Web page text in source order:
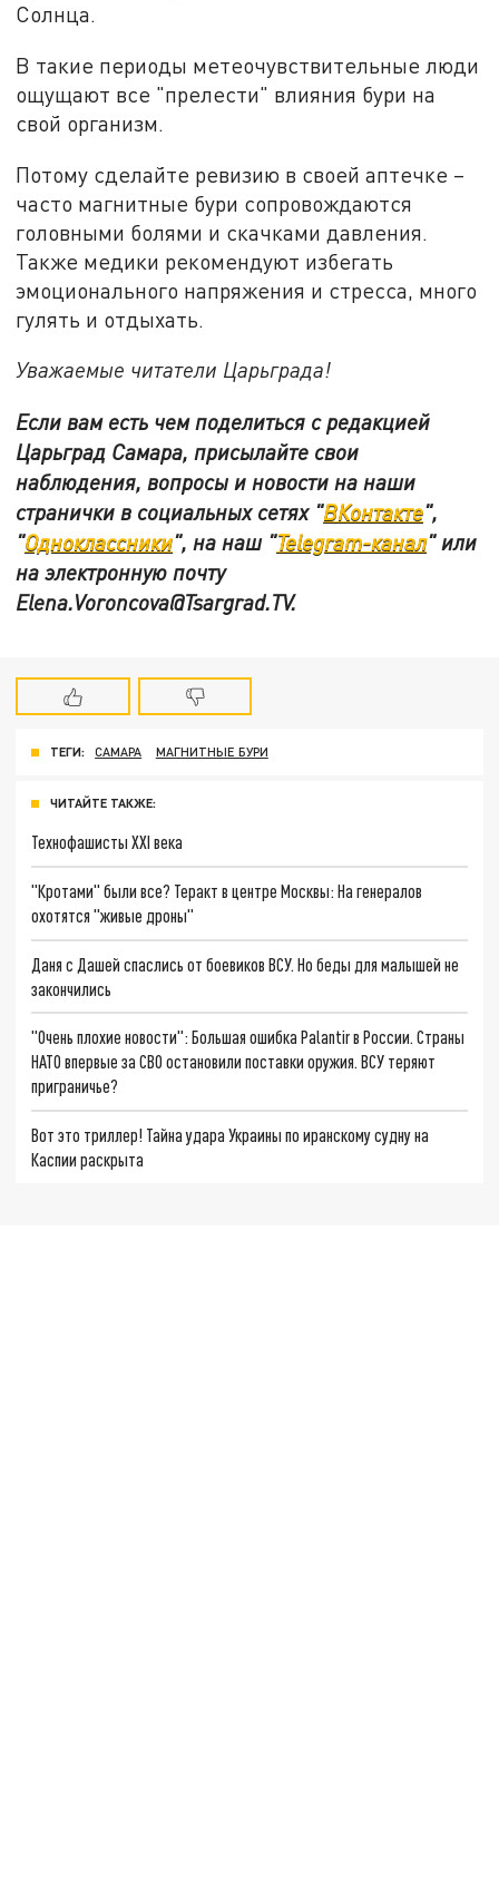
Солнца.
В такие периоды метеочувствительные люди
ощущают все "прелести" влияния бури на
свой организм.
Потому сделайте ревизию в своей аптечке –
часто магнитные бури сопровождаются
головными болями и скачками давления.
Также медики рекомендуют избегать
эмоционального напряжения и стресса, много
гулять и отдыхать.
Уважаемые читатели Царьграда!
Если вам есть чем поделиться с редакцией
Царьград Самара, присылайте свои
наблюдения, вопросы и новости на наши
странички в социальных сетях "ВКонтакте",
"Одноклассники", на наш "Telegram-канал" или
на электронную почту
Elena.Voroncova@Tsargrad.TV.
ТЕГИ: САМАРА МАГНИТНЫЕ БУРИ
ЧИТАЙТЕ ТАКЖЕ:
Технофашисты XXI века
"Кротами" были все? Теракт в центре Москвы: На генералов
охотятся "живые дроны"
Даня с Дашей спаслись от боевиков ВСУ. Но беды для малышей не
закончились
"Очень плохие новости": Большая ошибка Palantir в России. Страны
НАТО впервые за СВО остановили поставки оружия. ВСУ теряют
приграничье?
Вот это триллер! Тайна удара Украины по иранскому судну на
Каспии раскрыта